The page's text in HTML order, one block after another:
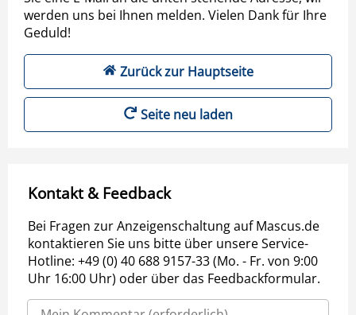
werden uns bei Ihnen melden. Vielen Dank für Ihre
Geduld!
Zurück zur Hauptseite
Seite neu laden
Kontakt & Feedback
Bei Fragen zur Anzeigenschaltung auf Mascus.de
kontaktieren Sie uns bitte über unsere Service-
Hotline: +49 (0) 40 688 9157-33 (Mo. - Fr. von 9:00
Uhr 16:00 Uhr) oder über das Feedbackformular.